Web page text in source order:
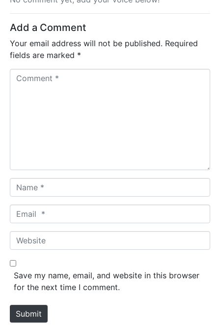
Add a Comment
Your email address will not be published. Required
fields are marked *
a
m
*
m
a
*
W
e
b
e
Save my name, email, and website in this browser
for the next time I comment.
Submit